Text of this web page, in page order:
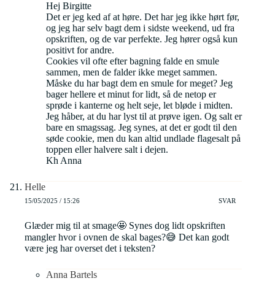
Hej Birgitte
Det er jeg ked af at høre. Det har jeg ikke hørt før,
og jeg har selv bagt dem i sidste weekend, ud fra
opskriften, og de var perfekte. Jeg hører også kun
positivt for andre.
Cookies vil ofte efter bagning falde en smule
sammen, men de falder ikke meget sammen.
Måske du har bagt dem en smule for meget? Jeg
bager hellere et minut for lidt, så de netop er
sprøde i kanterne og helt seje, let bløde i midten.
Jeg håber, at du har lyst til at prøve igen. Og salt er
bare en smagssag. Jeg synes, at det er godt til den
søde cookie, men du kan altid undlade flagesalt på
toppen eller halvere salt i dejen.
Kh Anna
Helle
15/05/2025 / 15:26 SVAR
Glæder mig til at smage🤩 Synes dog lidt opskriften
mangler hvor i ovnen de skal bages?😅 Det kan godt
være jeg har overset det i teksten?
Anna Bartels